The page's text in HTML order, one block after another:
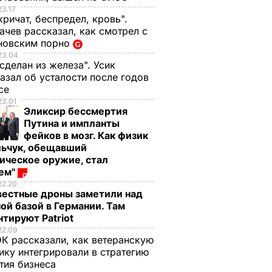
беспредел, кровь".
рассказал, как смотрел с
порно
из железа". Усик
об усталости после годов
Эликсир бессмертия
Путина и импланты
фейков в мозг. Как физик
обещавший
оружие, стал
дроны заметили над
базой в Германии. Там
Patriot
рассказали, как ветеранскую
интегрировали в стратегию
бизнеса